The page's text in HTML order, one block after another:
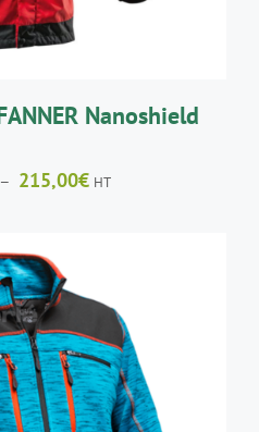
PEUVENT
ÊTRE
LA
PAGE
PRODUIT
Nanoshield
– 215,00€Plage
215,00€
HT